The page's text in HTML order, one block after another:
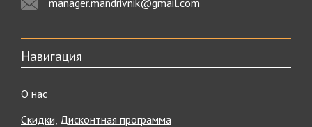
Навигация
О нас
Скидки, Дисконтная программа